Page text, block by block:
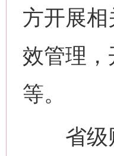
方开展
效管理
等。
省级财